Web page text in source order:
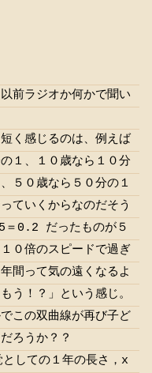
前ラジオか何かで聞い
く感じるのは、例えば
１、１０歳なら１０分
５０歳なら５０分の１
ていくからなのだそう
＝0.2 だったものが５
０倍のスピードで過ぎ
間って気の遠くなるよ
う！？」という感じ。
この双曲線が再び子ど
ろうか？？
しての１年の長さ，x